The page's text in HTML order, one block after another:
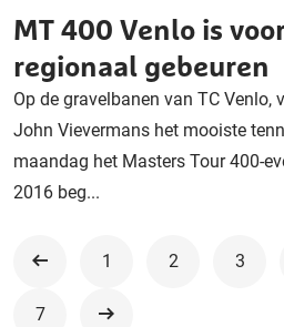
MT 400 Venlo is
regionaal gebeuren
Op de gravelbanen van TC Venlo,
John Vievermans het mooiste
maandag het Masters Tour 400-
2016 beg...
1 2 3
7